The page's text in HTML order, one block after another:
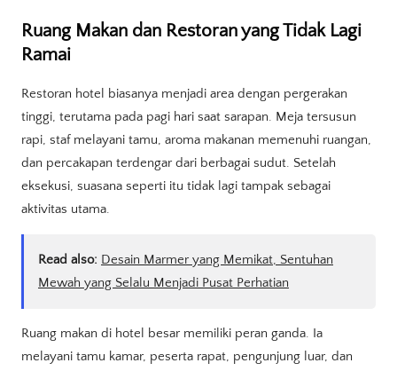
Ruang Makan dan Restoran yang Tidak Lagi
Ramai
Restoran hotel biasanya menjadi area dengan pergerakan
tinggi, terutama pada pagi hari saat sarapan. Meja tersusun
rapi, staf melayani tamu, aroma makanan memenuhi ruangan,
dan percakapan terdengar dari berbagai sudut. Setelah
eksekusi, suasana seperti itu tidak lagi tampak sebagai
aktivitas utama.
Read also: Desain Marmer yang Memikat, Sentuhan
Mewah yang Selalu Menjadi Pusat Perhatian
Ruang makan di hotel besar memiliki peran ganda. Ia
melayani tamu kamar, peserta rapat, pengunjung luar, dan